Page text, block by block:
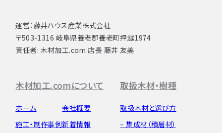
運営：藤井ハウス産業株式会社
〒503-1316 岐阜県養老郡養老町押越1974
責任者: 木材加工.com 店長 藤井 友美
木材加工.comについて
ホーム
施工・制作事例
会社概要
新着情報
取扱木材・樹種
取扱木材と選び方
– 集成材（積層材）